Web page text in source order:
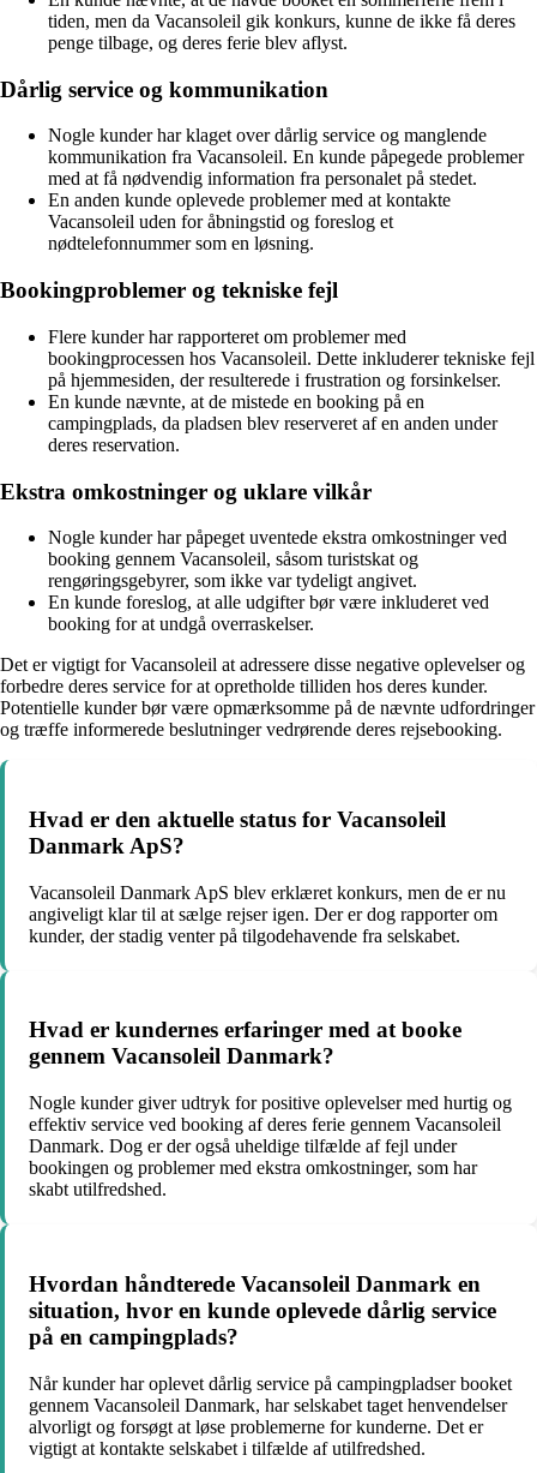
tiden, men da Vacansoleil gik konkurs, kunne de ikke få deres
penge tilbage, og deres ferie blev aflyst.
Dårlig service og kommunikation
Nogle kunder har klaget over dårlig service og manglende
kommunikation fra Vacansoleil. En kunde påpegede problemer
med at få nødvendig information fra personalet på stedet.
En anden kunde oplevede problemer med at kontakte
Vacansoleil uden for åbningstid og foreslog et
nødtelefonnummer som en løsning.
Bookingproblemer og tekniske fejl
Flere kunder har rapporteret om problemer med
bookingprocessen hos Vacansoleil. Dette inkluderer tekniske fejl
på hjemmesiden, der resulterede i frustration og forsinkelser.
En kunde nævnte, at de mistede en booking på en
campingplads, da pladsen blev reserveret af en anden under
deres reservation.
Ekstra omkostninger og uklare vilkår
Nogle kunder har påpeget uventede ekstra omkostninger ved
booking gennem Vacansoleil, såsom turistskat og
rengøringsgebyrer, som ikke var tydeligt angivet.
En kunde foreslog, at alle udgifter bør være inkluderet ved
booking for at undgå overraskelser.
Det er vigtigt for Vacansoleil at adressere disse negative oplevelser og
forbedre deres service for at opretholde tilliden hos deres kunder.
Potentielle kunder bør være opmærksomme på de nævnte udfordringer
og træffe informerede beslutninger vedrørende deres rejsebooking.
Hvad er den aktuelle status for Vacansoleil
Danmark ApS?
Vacansoleil Danmark ApS blev erklæret konkurs, men de er nu
angiveligt klar til at sælge rejser igen. Der er dog rapporter om
kunder, der stadig venter på tilgodehavende fra selskabet.
Hvad er kundernes erfaringer med at booke
gennem Vacansoleil Danmark?
Nogle kunder giver udtryk for positive oplevelser med hurtig og
effektiv service ved booking af deres ferie gennem Vacansoleil
Danmark. Dog er der også uheldige tilfælde af fejl under
bookingen og problemer med ekstra omkostninger, som har
skabt utilfredshed.
Hvordan håndterede Vacansoleil Danmark en
situation, hvor en kunde oplevede dårlig service
på en campingplads?
Når kunder har oplevet dårlig service på campingpladser booket
gennem Vacansoleil Danmark, har selskabet taget henvendelser
alvorligt og forsøgt at løse problemerne for kunderne. Det er
vigtigt at kontakte selskabet i tilfælde af utilfredshed.